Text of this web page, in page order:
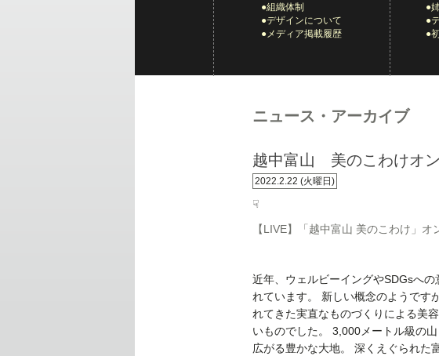
●組織体制
●デザインについて
●メディア掲載履歴
●
●
●
ニュース・アーカイブ
越中富山 美のこわけオ
2022.2.22 (火曜日)
☟
【LIVE】「越中富山 美のこわけ」
近年、ウェルビーイングやSDGsへ
れています。 新しい概念のようです
れてきた実直なものづくりによる美
いものでした。 3,000メートル級の
広がる豊かな大地。 深くえぐられた